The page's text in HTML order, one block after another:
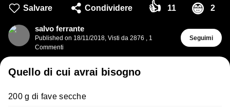
Salvare Condividere 👍 11 😁 2
salvo ferrante
Published on 18/11/2018, Visti da 2876 , 1
Commenti
Seguimi
Quello di cui avrai bisogno
200 g di fave secche